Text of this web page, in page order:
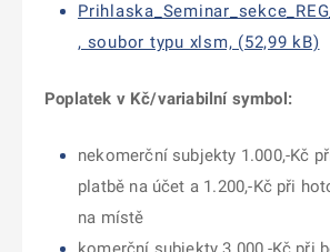
, soubor typu xlsm, (52,99 kB)
Poplatek v Kč/variabilní symbol:
nekomerční subjekty 1.000,-Kč
platbě na účet a 1.200,-Kč při
na místě